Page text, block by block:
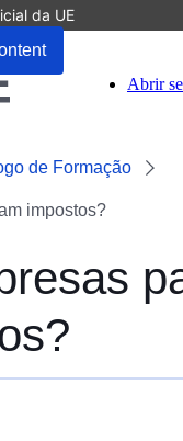
da UE
menu
Abrir
de Formação
impostos?